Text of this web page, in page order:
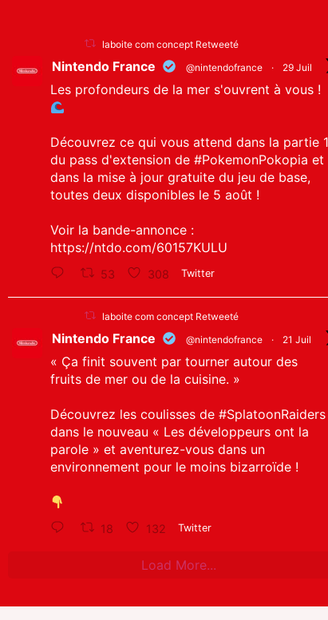
laboite com concept Retweeté
Nintendo France @nintendofrance · 29 Juil
Les profondeurs de la mer s'ouvrent à vous !
Découvrez ce qui vous attend dans la partie 1
du pass d'extension de #PokemonPokopia et
dans la mise à jour gratuite du jeu de base,
toutes deux disponibles le 5 août !
Voir la bande-annonce :
https://ntdo.com/60157KULU
53 308 Twitter
laboite com concept Retweeté
Nintendo France @nintendofrance · 21 Juil
« Ça finit souvent par tourner autour des
fruits de mer ou de la cuisine. »
Découvrez les coulisses de #SplatoonRaiders
dans le nouveau « Les développeurs ont la
parole » et aventurez-vous dans un
environnement pour le moins bizarroïde !
18 132 Twitter
Load More...